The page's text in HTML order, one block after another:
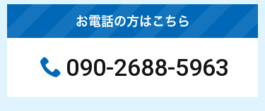
お電話の方はこちら
090-2688-5963